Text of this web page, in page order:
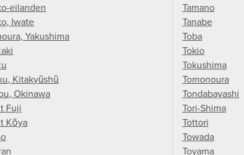
eilanden
Iwate
Yakushima
Kitakyūshū
Okinawa
Fuji
Kōya
Tamano
Tanabe
Toba
Tokio
Tokushima
Tomonoura
Tondabayashi
Tori-Shima
Tottori
Towada
Toyama